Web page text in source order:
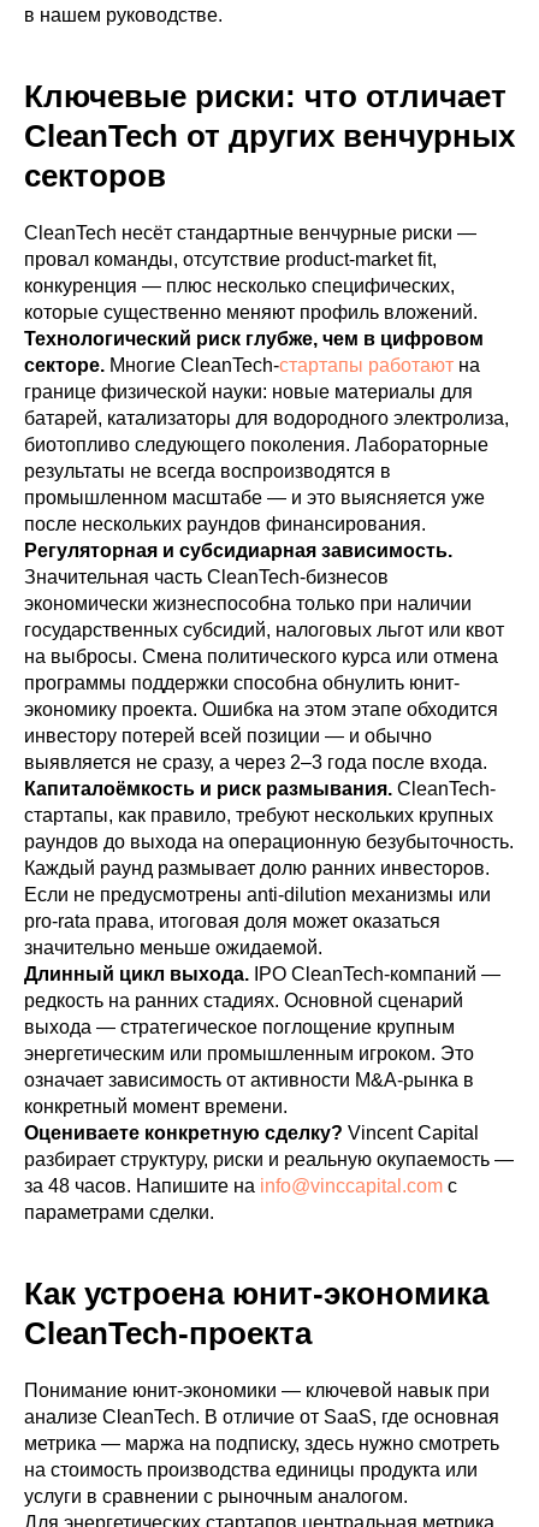
в нашем руководстве.
Ключевые риски: что отличает
CleanTech от других венчурных
секторов
CleanTech несёт стандартные венчурные риски —
провал команды, отсутствие product-market fit,
конкуренция — плюс несколько специфических,
которые существенно меняют профиль вложений.
Технологический риск глубже, чем в цифровом
секторе. Многие CleanTech-стартапы работают на
границе физической науки: новые материалы для
батарей, катализаторы для водородного электролиза,
биотопливо следующего поколения. Лабораторные
результаты не всегда воспроизводятся в
промышленном масштабе — и это выясняется уже
после нескольких раундов финансирования.
Регуляторная и субсидиарная зависимость.
Значительная часть CleanTech-бизнесов
экономически жизнеспособна только при наличии
государственных субсидий, налоговых льгот или квот
на выбросы. Смена политического курса или отмена
программы поддержки способна обнулить юнит-
экономику проекта. Ошибка на этом этапе обходится
инвестору потерей всей позиции — и обычно
выявляется не сразу, а через 2–3 года после входа.
Капиталоёмкость и риск размывания. CleanTech-
стартапы, как правило, требуют нескольких крупных
раундов до выхода на операционную безубыточность.
Каждый раунд размывает долю ранних инвесторов.
Если не предусмотрены anti-dilution механизмы или
pro-rata права, итоговая доля может оказаться
значительно меньше ожидаемой.
Длинный цикл выхода. IPO CleanTech-компаний —
редкость на ранних стадиях. Основной сценарий
выхода — стратегическое поглощение крупным
энергетическим или промышленным игроком. Это
означает зависимость от активности M&A-рынка в
конкретный момент времени.
Оцениваете конкретную сделку? Vincent Capital
разбирает структуру, риски и реальную окупаемость —
за 48 часов. Напишите на info@vinccapital.com с
параметрами сделки.
Как устроена юнит-экономика
CleanTech-проекта
Понимание юнит-экономики — ключевой навык при
анализе CleanTech. В отличие от SaaS, где основная
метрика — маржа на подписку, здесь нужно смотреть
на стоимость производства единицы продукта или
услуги в сравнении с рыночным аналогом.
Для энергетических стартапов центральная метрика